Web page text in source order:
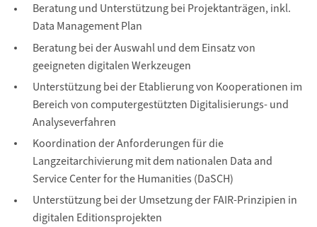
Beratung und Unterstützung bei Projektanträgen, inkl.
Data Management Plan
Beratung bei der Auswahl und dem Einsatz von
geeigneten digitalen Werkzeugen
Unterstützung bei der Etablierung von Kooperationen im
Bereich von computergestützten Digitalisierungs- und
Analyseverfahren
Koordination der Anforderungen für die
Langzeitarchivierung mit dem nationalen Data and
Service Center for the Humanities (DaSCH)
Unterstützung bei der Umsetzung der FAIR-Prinzipien in
digitalen Editionsprojekten